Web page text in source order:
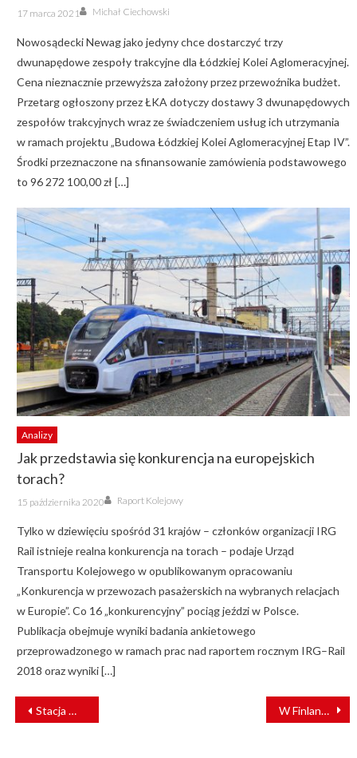
Posted
on
17 marca 2021 Author
Michał Ciechowski
Nowosądecki Newag jako jedyny chce dostarczyć trzy
dwunapędowe zespoły trakcyjne dla Łódzkiej Kolei Aglomeracyjnej.
Cena nieznacznie przewyższa założony przez przewoźnika budżet.
Przetarg ogłoszony przez ŁKA dotyczy dostawy 3 dwunapędowych
zespołów trakcyjnych wraz ze świadczeniem usług ich utrzymania
w ramach projektu „Budowa Łódzkiej Kolei Aglomeracyjnej Etap IV”.
Środki przeznaczone na sfinansowanie zamówienia podstawowego
to 96 272 100,00 zł […]
Analizy
Jak przedstawia się konkurencja na europejskich
torach?
Posted
on
15 października 2020 Author
Raport Kolejowy
Tylko w dziewięciu spośród 31 krajów – członków organizacji IRG
Rail istnieje realna konkurencja na torach – podaje Urząd
Transportu Kolejowego w opublikowanym opracowaniu
„Konkurencja w przewozach pasażerskich na wybranych relacjach
w Europie”. Co 16 „konkurencyjny” pociąg jeździ w Polsce.
Publikacja obejmuje wyniki badania ankietowego
przeprowadzonego w ramach prac nad raportem rocznym IRG–Rail
2018 oraz wyniki […]
NAWIGACJA
WPISU
Stacja Warszawa Zachodnia z nadzorem [WIZUALIZACJE] W Finlandii trwają testy tramwaju ForCity Smart Artic [ZDJĘCIA]